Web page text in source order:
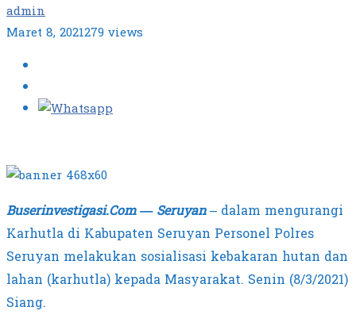
admin
Maret 8, 2021279 views
Buserinvestigasi.Com — Seruyan– dalam mengurangi
Karhutla di Kabupaten Seruyan Personel Polres
Seruyan melakukan sosialisasi kebakaran hutan dan
lahan (karhutla) kepada Masyarakat. Senin (8/3/2021)
Siang.